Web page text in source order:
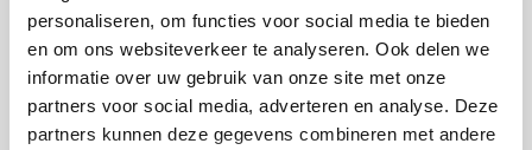
personaliseren, om functies voor social media te bieden
en om ons websiteverkeer te analyseren. Ook delen we
informatie over uw gebruik van onze site met onze
partners voor social media, adverteren en analyse. Deze
partners kunnen deze gegevens combineren met andere
dat nu een zakelijke barbecue is of een informeel
samenzijn met collega's.
compacte barbecue met je logo voor optimale
zichtbaarheid. Je hebt verschillende mogelijkheden
om je merk te laten stralen:
Met je bedrijfslogo op de zijkant van de barbecue
Met een tekst of slogan voor extra herkenbaarheid